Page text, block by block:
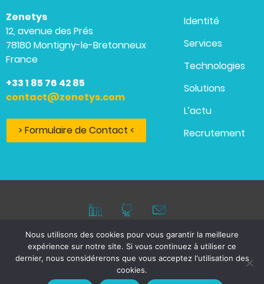
Zenetys
12, avenue des Prés
78180 Montigny-le-Bretonneux
France
+33 1 85 76 42 85
contact@zenetys.com
> Formulaire de Contact <
Identité
Services
Technologies
Solutions
L’actu
Recrutement
Mentions légales
© 2026 ZENETYS, tous droits réservés.
Nous utilisons des cookies pour vous garantir la meilleure
expérience sur notre site. Si vous continuez à utiliser ce
dernier, nous considérerons que vous acceptez l'utilisation des
cookies.